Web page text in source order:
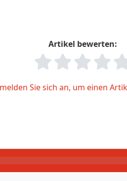
Artikel bewerten:
Sie sich an, um einen